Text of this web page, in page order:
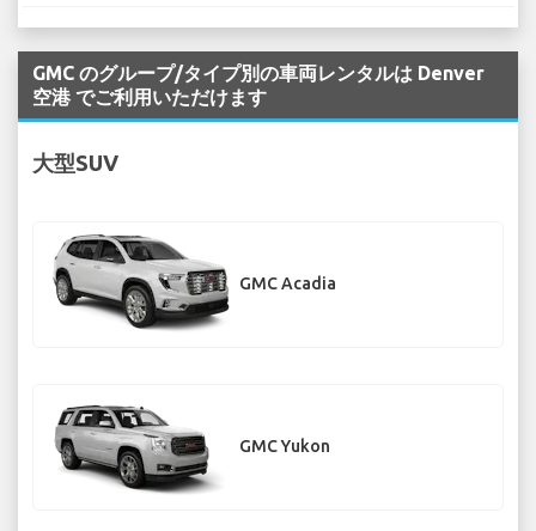
GMC のグループ/タイプ別の車両レンタルは Denver
空港 でご利用いただけます
大型SUV
GMC Acadia
GMC Yukon